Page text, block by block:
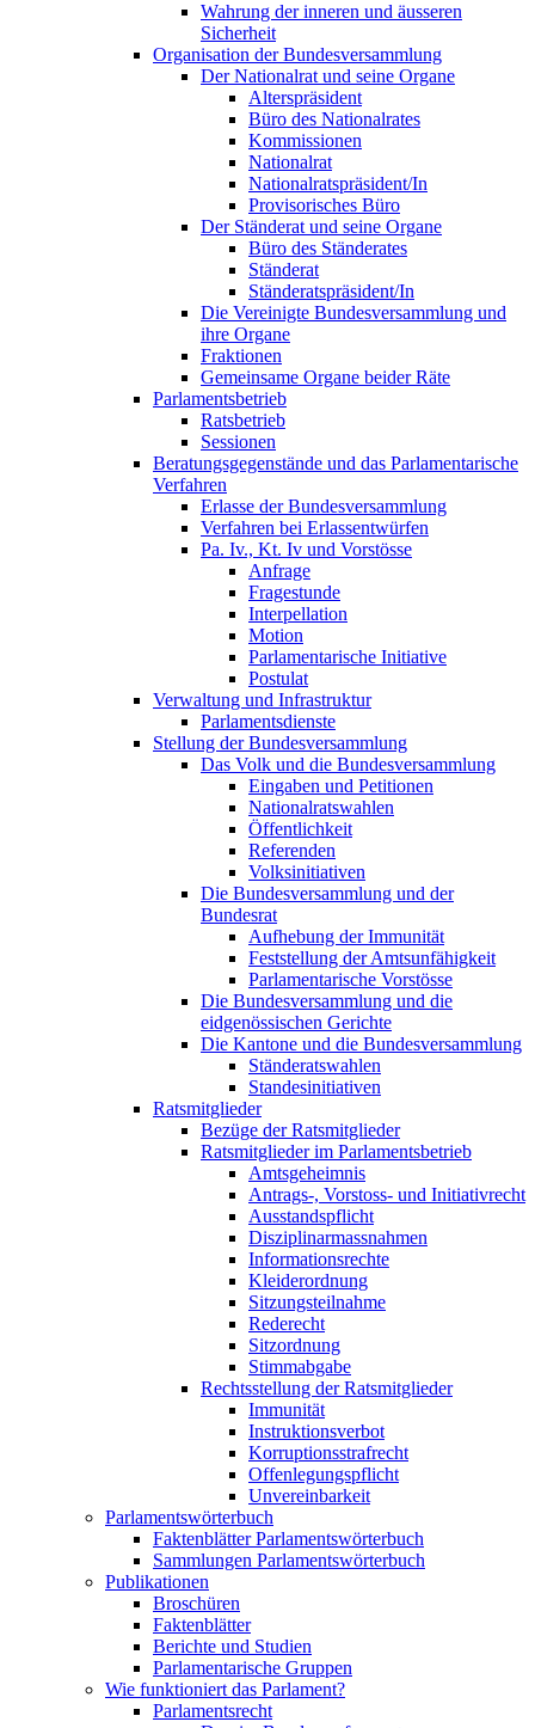
Wahrung der inneren und äusseren
Sicherheit
Organisation der Bundesversammlung
Der Nationalrat und seine Organe
Alterspräsident
Büro des Nationalrates
Kommissionen
Nationalrat
Nationalratspräsident/In
Provisorisches Büro
Der Ständerat und seine Organe
Büro des Ständerates
Ständerat
Ständeratspräsident/In
Die Vereinigte Bundesversammlung und
ihre Organe
Fraktionen
Gemeinsame Organe beider Räte
Parlamentsbetrieb
Ratsbetrieb
Sessionen
Beratungsgegenstände und das Parlamentarische
Verfahren
Erlasse der Bundesversammlung
Verfahren bei Erlassentwürfen
Pa. Iv., Kt. Iv und Vorstösse
Anfrage
Fragestunde
Interpellation
Motion
Parlamentarische Initiative
Postulat
Verwaltung und Infrastruktur
Parlamentsdienste
Stellung der Bundesversammlung
Das Volk und die Bundesversammlung
Eingaben und Petitionen
Nationalratswahlen
Öffentlichkeit
Referenden
Volksinitiativen
Die Bundesversammlung und der
Bundesrat
Aufhebung der Immunität
Feststellung der Amtsunfähigkeit
Parlamentarische Vorstösse
Die Bundesversammlung und die
eidgenössischen Gerichte
Die Kantone und die Bundesversammlung
Ständeratswahlen
Standesinitiativen
Ratsmitglieder
Bezüge der Ratsmitglieder
Ratsmitglieder im Parlamentsbetrieb
Amtsgeheimnis
Antrags-, Vorstoss- und Initiativrecht
Ausstandspflicht
Disziplinarmassnahmen
Informationsrechte
Kleiderordnung
Sitzungsteilnahme
Rederecht
Sitzordnung
Stimmabgabe
Rechtsstellung der Ratsmitglieder
Immunität
Instruktionsverbot
Korruptionsstrafrecht
Offenlegungspflicht
Unvereinbarkeit
Parlamentswörterbuch
Faktenblätter Parlamentswörterbuch
Sammlungen Parlamentswörterbuch
Publikationen
Broschüren
Faktenblätter
Berichte und Studien
Parlamentarische Gruppen
Wie funktioniert das Parlament?
Parlamentsrecht